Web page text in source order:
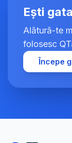
Ești
Alătură-te
folosesc
Începe